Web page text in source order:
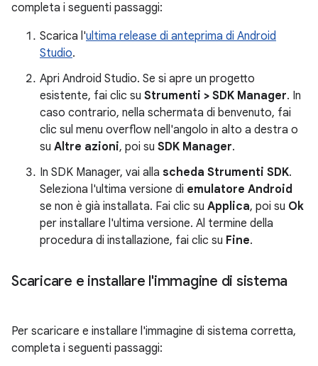
completa i seguenti passaggi:
Scarica l'ultima release di anteprima di Android
Studio.
Apri Android Studio. Se si apre un progetto
esistente, fai clic su Strumenti > SDK Manager. In
caso contrario, nella schermata di benvenuto, fai
clic sul menu overflow nell'angolo in alto a destra o
su Altre azioni, poi su SDK Manager.
In SDK Manager, vai alla scheda Strumenti SDK.
Seleziona l'ultima versione di emulatore Android
se non è già installata. Fai clic su Applica, poi su Ok
per installare l'ultima versione. Al termine della
procedura di installazione, fai clic su Fine.
Scaricare e installare l'immagine di sistema
Per scaricare e installare l'immagine di sistema corretta,
completa i seguenti passaggi: